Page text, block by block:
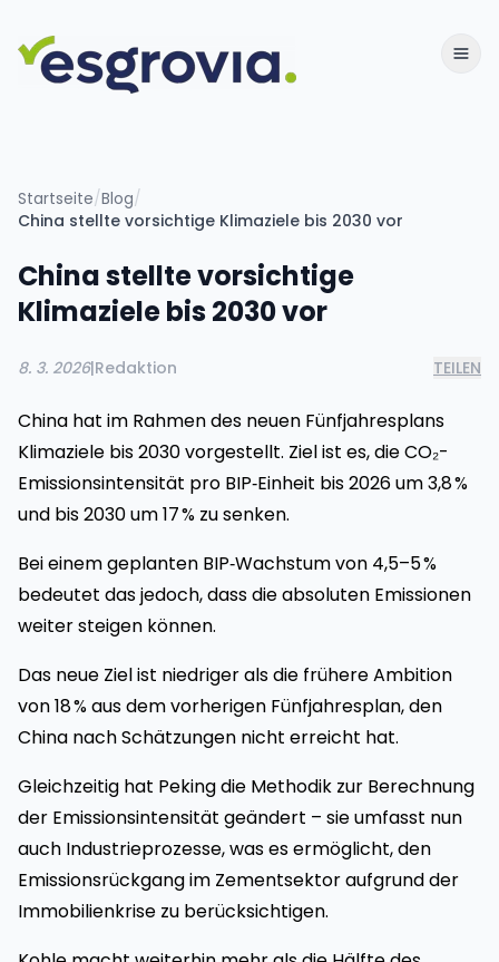
Startseite/Blog/
China stellte vorsichtige Klimaziele bis 2030 vor
China stellte vorsichtige
Klimaziele bis 2030 vor
8. 3. 2026|Redaktion TEILEN
China hat im Rahmen des neuen Fünfjahresplans
Klimaziele bis 2030 vorgestellt. Ziel ist es, die CO₂-
Emissionsintensität pro BIP‑Einheit bis 2026 um 3,8 %
und bis 2030 um 17 % zu senken.
Bei einem geplanten BIP‑Wachstum von 4,5–5 %
bedeutet das jedoch, dass die absoluten Emissionen
weiter steigen können.
Das neue Ziel ist niedriger als die frühere Ambition
von 18 % aus dem vorherigen Fünfjahresplan, den
China nach Schätzungen nicht erreicht hat.
Gleichzeitig hat Peking die Methodik zur Berechnung
der Emissionsintensität geändert – sie umfasst nun
auch Industrieprozesse, was es ermöglicht, den
Emissionsrückgang im Zementsektor aufgrund der
Immobilienkrise zu berücksichtigen.